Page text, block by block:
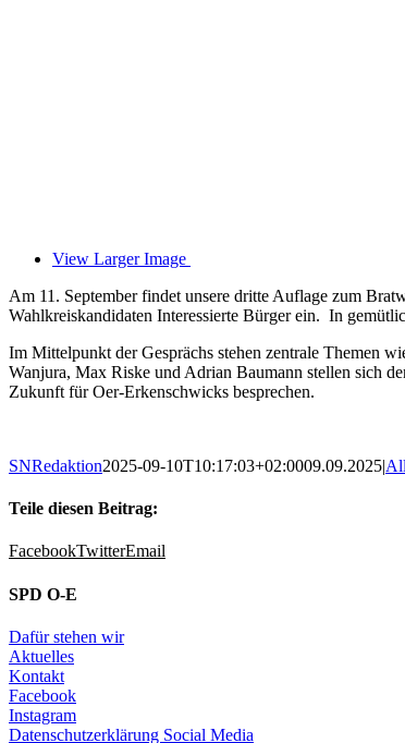
View Larger Image
Am 11. September findet unsere dritte Auflage zum
Wahlkreiskandidaten Interessierte Bürger ein. In
Im Mittelpunkt der Gesprächs stehen zentrale Themen
Wanjura, Max Riske und Adrian Baumann stellen sich
Zukunft für Oer-Erkenschwicks besprechen.
SNRedaktion2025-09-10T10:17:03+02:0009.09.2025|
Teile diesen Beitrag:
FacebookTwitterEmail
SPD O-E
Dafür stehen wir
Aktuelles
Kontakt
Facebook
Instagram
Datenschutzerklärung Social Media